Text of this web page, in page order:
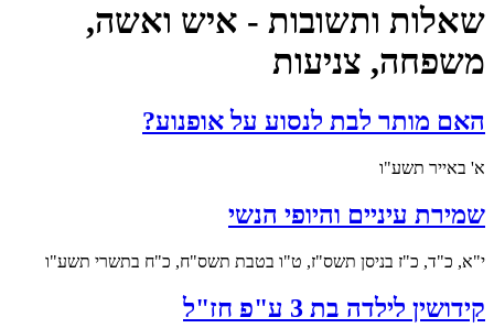
שאלות ותשובות - איש ואשה,
משפחה, צניעות
האם מותר לבת לנסוע על אופנוע?
א' באייר תשע"ו
שמירת עיניים והיופי הנשי
י"א, כ"ד, כ"ז בניסן תשס"ז, ט"ו בטבת תשס"ח, כ"ח בתשרי תשע"ו
קידושין לילדה בת 3 ע"פ חז"ל